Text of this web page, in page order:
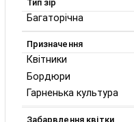
Тип зір
Багаторічна
Призначення
Квітники
Бордюри
Гарненька культура
Забарвлення квітки